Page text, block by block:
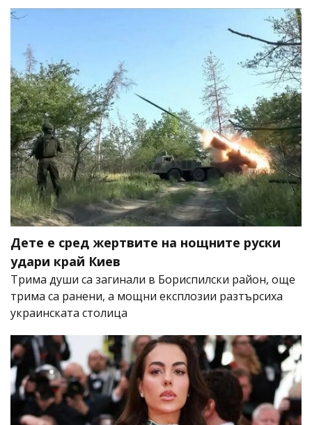
Дете е сред жертвите на нощните руски
удари край Киев
Трима души са загинали в Бориспилски район, още
трима са ранени, а мощни експлозии разтърсиха
украинската столица